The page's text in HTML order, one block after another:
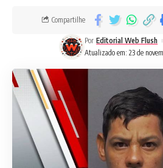
Atualizado em: 23 de
Por Editorial Web Flush
Compartilhe